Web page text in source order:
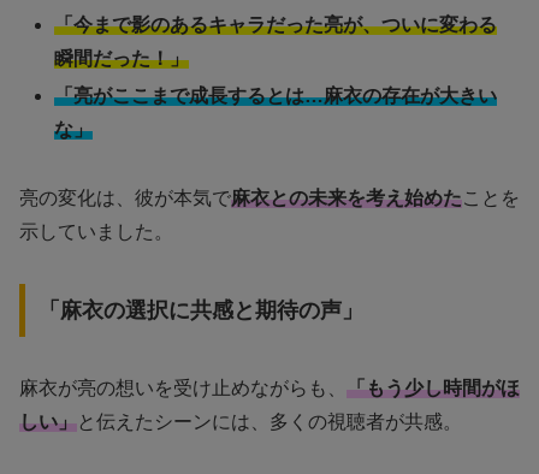
「今まで影のあるキャラだった亮が、ついに変わる
瞬間だった！」
「亮がここまで成長するとは…麻衣の存在が大きい
な」
亮の変化は、彼が本気で麻衣との未来を考え始めたことを
示していました。
「麻衣の選択に共感と期待の声」
麻衣が亮の想いを受け止めながらも、 「もう少し時間がほ
しい」と伝えたシーンには、多くの視聴者が共感。